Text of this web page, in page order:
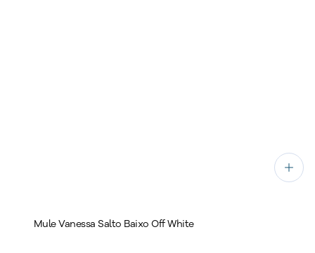
Mule Vanessa Salto Baixo Off White